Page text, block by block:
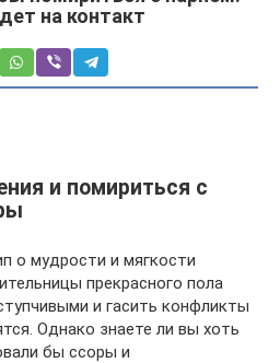
на контакт
и помириться с
о мудрости и мягкости
прекрасного пола
и гасить конфликты
Однако знаете ли вы хоть
бы ссоры и